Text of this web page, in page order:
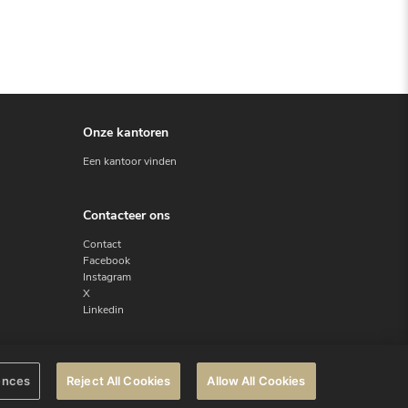
Onze kantoren
Een kantoor vinden
Contacteer ons
Contact
Facebook
Instagram
X
Linkedin
Reject All Cookies Allow All Cookies